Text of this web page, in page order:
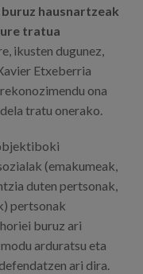
hausnartzeak
tratua
ikusten dugunez,
Etxeberria
ona
tratu onerako.
(emakumeak,
duten pertsonak,
pertsonak
buruz ari
arduratsu eta
ari dira.